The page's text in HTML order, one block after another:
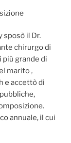
sposò il Dr.
chirurgo di
più grande di
marito ,
e accettò di
annuale, il cui